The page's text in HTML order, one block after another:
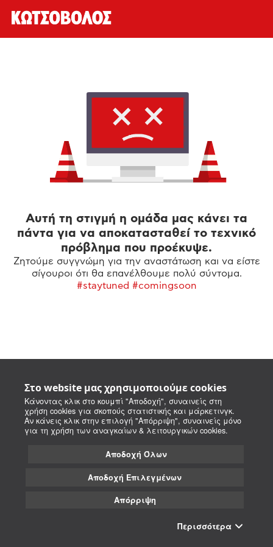
Στο website μας χρησιμοποιούμε cookies
Κάνοντας κλικ στο κουμπί "Αποδοχή", συναινείς στη
χρήση cookies για σκοπούς στατιστικής και μάρκετινγκ.
Αν κάνεις κλικ στην επιλογή "Απόρριψη", συναινείς μόνο
για τη χρήση των αναγκαίων & λειτουργικών cookies.
Αποδοχή Όλων
Αποδοχή Επιλεγμένων
Απόρριψη
Περισσότερα
Αυτή τη στιγμή η ομάδα μας κάνει τα
πάντα για να αποκατασταθεί το τεχνικό
πρόβλημα που προέκυψε.
Ζητούμε συγγνώμη για την αναστάτωση και να είστε
σίγουροι ότι θα επανέλθουμε πολύ σύντομα.
#staytuned #comingsoon